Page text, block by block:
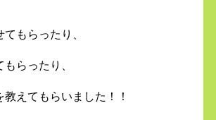
もらったり、
らったり、
えてもらいました！！